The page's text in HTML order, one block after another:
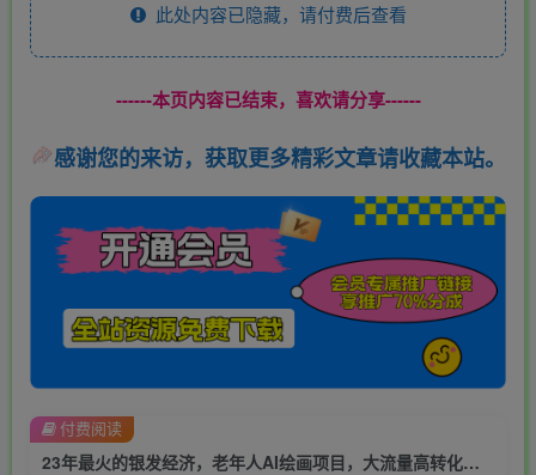
此处内容已隐藏，请付费后查看
------本页内容已结束，喜欢请分享------
感谢您的来访，获取更多精彩文章请收藏本站。
23年最火的银发经济，老年人AI绘画项目，大流量高转化，未来趋势大风口【揭秘】
付费阅读